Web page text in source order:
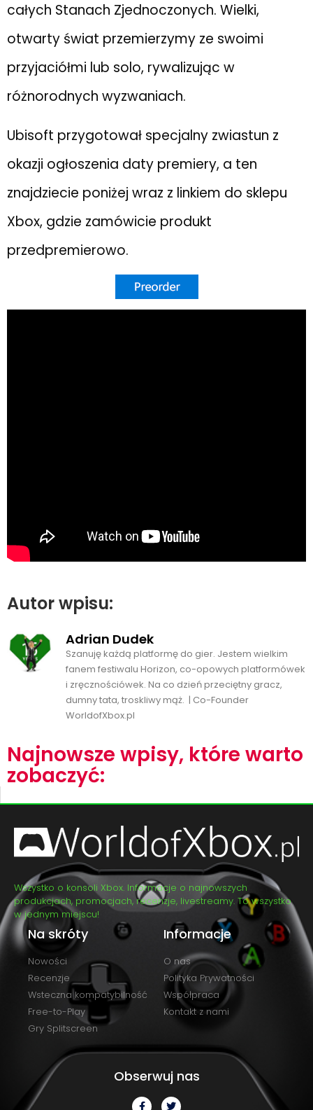
całych Stanach Zjednoczonych. Wielki,
otwarty świat przemierzymy ze swoimi
przyjaciółmi lub solo, rywalizując w
różnorodnych wyzwaniach.
Ubisoft przygotował specjalny zwiastun z
okazji ogłoszenia daty premiery, a ten
znajdziecie poniżej wraz z linkiem do sklepu
Xbox, gdzie zamówicie produkt
przedpremierowo.
Autor wpisu:
Adrian Dudek
Szanuję każdą platformę do gier. Jestem wielkim
fanem festiwalu Horizon, co-opowych platformówek
i zręcznościówek. Na co dzień przeciętny gracz,
dumny tata, troskliwy mąż. | Co-Founder
WorldofXbox.pl
Najnowsze wpisy, które warto
zobaczyć:
Wszystko o konsoli Xbox. Informacje o najnowszych
produkcjach, promocjach, recenzje, livestreamy. To wszystko
w jednym miejscu!
Na skróty
Nowości
Recenzje
Wsteczna kompatybilność
Free-to-Play
Gry Splitscreen
Informacje
O nas
Polityka Prywatności
Współpraca
Kontakt z nami
Obserwuj nas